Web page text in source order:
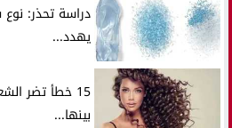
دراسة تحذر:
يهدد...
15 خطأ تضر
بينها...